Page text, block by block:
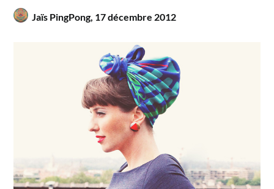
Jaïs PingPong, 17 décembre 2012